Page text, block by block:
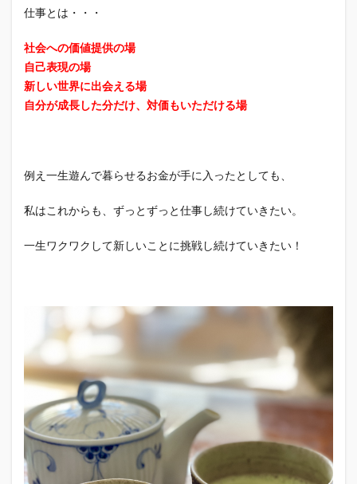
仕事とは・・・
社会への価値提供の場
自己表現の場
新しい世界に出会える場
自分が成長した分だけ、対価もいただける場
例え一生遊んで暮らせるお金が手に入ったとしても、
私はこれからも、ずっとずっと仕事し続けていきたい。
一生ワクワクして新しいことに挑戦し続けていきたい！